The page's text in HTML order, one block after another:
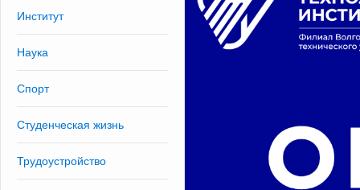
Институт
Наука
Спорт
Студенческая жизнь
Трудоустройство